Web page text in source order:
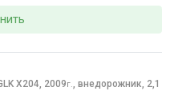
X204, 2009г.
внедорожник, 2,1